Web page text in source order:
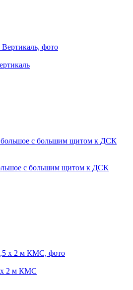
с большим щитом к ДСК
х 2 м КМС